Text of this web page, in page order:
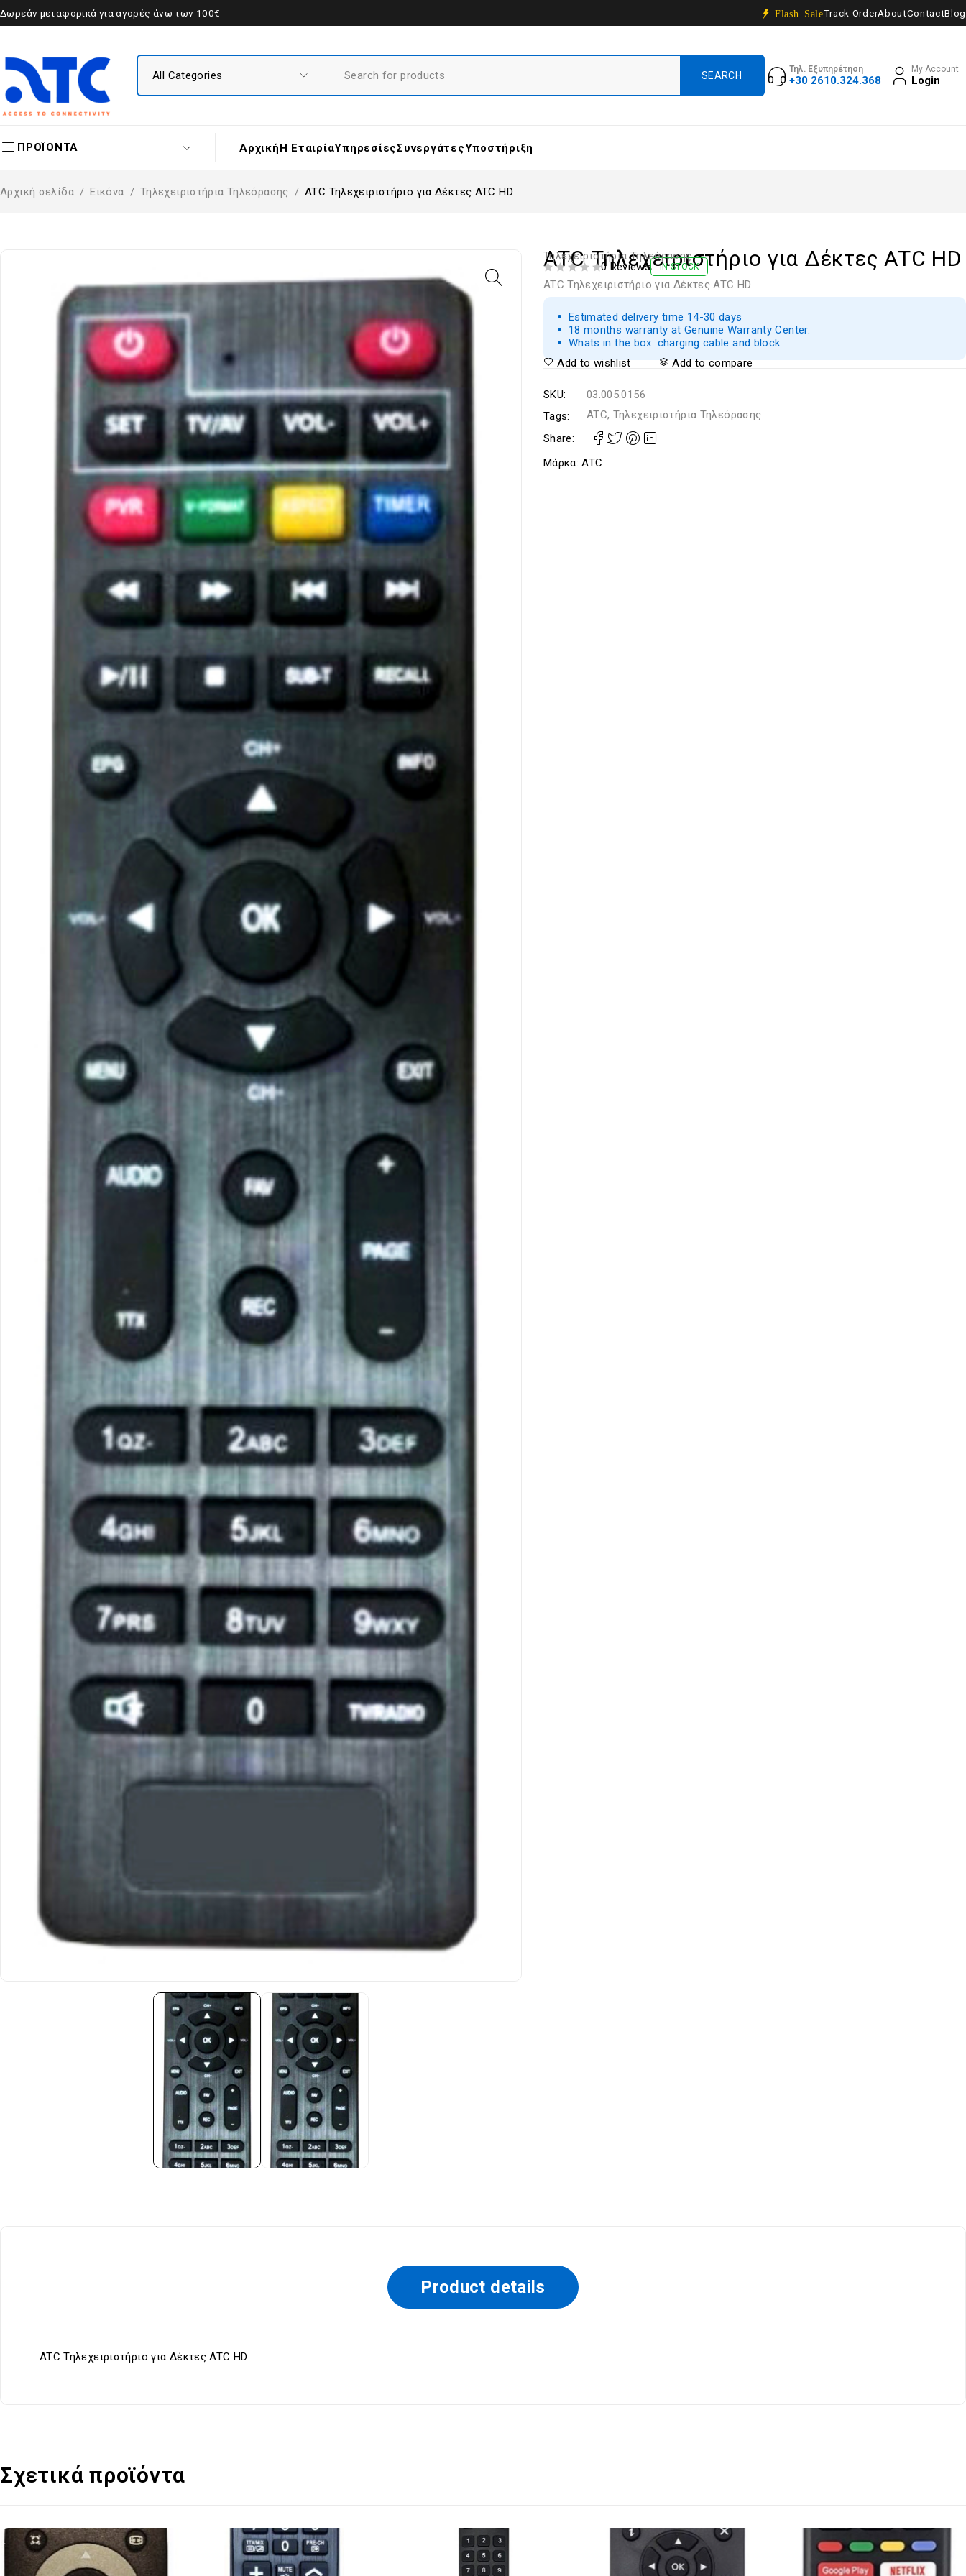
Δωρεάν μεταφορικά για αγορές άνω των 100€ Flash SaleTrack OrderAboutContactBlog
Τηλ. Εξυπηρέτηση
+30 2610.324.368
My Account
Login
ΠΡΟΪΟΝΤΑ ΑρχικήΗ ΕταιρίαΥπηρεσίεςΣυνεργάτεςΥποστήριξη
Αρχική σελίδα / Εικόνα / Τηλεχειριστήρια Τηλεόρασης / ATC Τηλεχειριστήριο για Δέκτες ATC HD
Τηλεχειριστήρια Τηλεόρασης
ATC Τηλεχειριστήριο για Δέκτες ATC HD
0 Reviews IN STOCK
ATC Τηλεχειριστήριο για Δέκτες ATC HD
Estimated delivery time 14-30 days
18 months warranty at Genuine Warranty Center.
Whats in the box: charging cable and block
Add to wishlist
Add to compare
SKU:
03.005.0156
Tags:
ATC, Τηλεχειριστήρια Τηλεόρασης
Share:
Μάρκα:ATC
Product details
ATC Τηλεχειριστήριο για Δέκτες ATC HD
Σχετικά προϊόντα